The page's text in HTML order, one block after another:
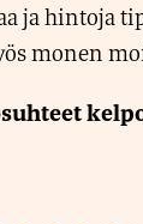
ja hintoja
monen